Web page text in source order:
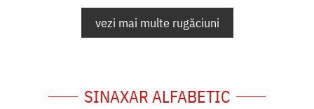
vezi mai multe rugăciuni
SINAXAR ALFABETIC